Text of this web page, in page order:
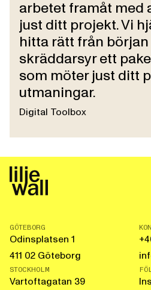
arbetet framåt med
just ditt projekt. Vi
hitta rätt från början
skräddarsyr ett
som möter just ditt
utmaningar.
Digital Toolbox
GÖTEBORG
Odinsplatsen 1
411 02 Göteborg
STOCKHOLM
Vartoftagatan 39